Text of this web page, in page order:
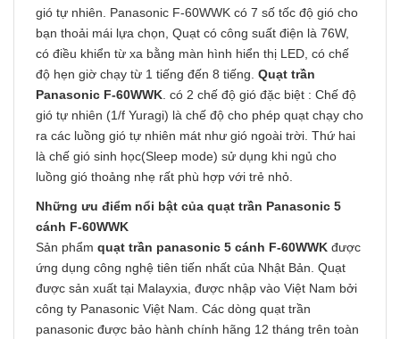
gió tự nhiên. Panasonic F-60WWK có 7 số tốc độ gió cho
bạn thoải mái lựa chọn, Quạt có công suất điện là 76W,
có điều khiển từ xa bằng màn hình hiển thị LED, có chế
độ hẹn giờ chạy từ 1 tiếng đến 8 tiếng. Quạt trần
Panasonic F-60WWK . có 2 chế độ gió đặc biệt : Chế độ
gió tự nhiên (1/f Yuragi) là chế độ cho phép quạt chạy cho
ra các luồng gió tự nhiên mát như gió ngoài trời. Thứ hai
là chế gió sinh học(Sleep mode) sử dụng khi ngủ cho
luồng gió thoảng nhẹ rất phù hợp với trẻ nhỏ.
Những ưu điểm nổi bật của quạt trần Panasonic 5
cánh F-60WWK
Sản phẩm quạt trần panasonic 5 cánh F-60WWK được
ứng dụng công nghệ tiên tiến nhất của Nhật Bản. Quạt
được sản xuất tại Malayxia, được nhập vào Việt Nam bởi
công ty Panasonic Việt Nam. Các dòng quạt trần
panasonic được bảo hành chính hãng 12 tháng trên toàn